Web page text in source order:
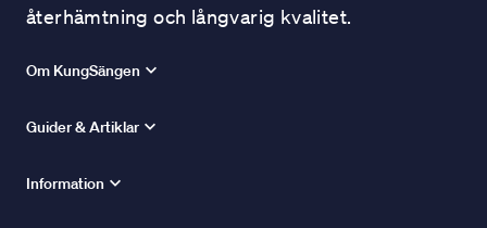
återhämtning och långvarig kvalitet.
Om KungSängen
Guider & Artiklar
Information